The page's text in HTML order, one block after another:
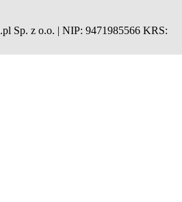
Sp. z o.o. | NIP: 9471985566 KRS: